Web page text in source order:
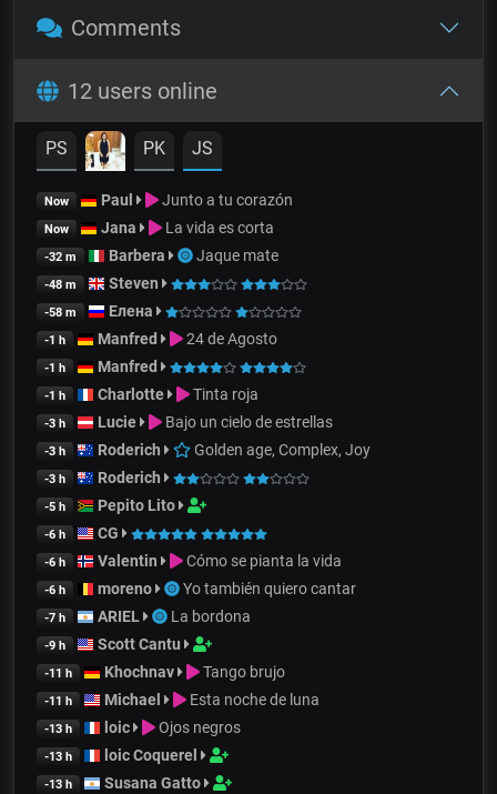
Comments
12 users online
PS PK JS
Now Paul Junto a tu corazón
Now Jana La vida es corta
-32 m Barbera Jaque mate
-48 m Steven
-58 m Елена
-1 h Manfred 24 de Agosto
-1 h Manfred
-1 h Charlotte Tinta roja
-3 h Lucie Bajo un cielo de estrellas
-3 h Roderich Golden age, Complex, Joy
-3 h Roderich
-5 h Pepito Lito
-6 h CG
-6 h Valentin Cómo se pianta la vida
-6 h moreno Yo también quiero cantar
-7 h ARIEL La bordona
-9 h Scott Cantu
-11 h Khochnav Tango brujo
-11 h Michael Esta noche de luna
-13 h loic Ojos negros
-13 h loic Coquerel
-13 h Susana Gatto